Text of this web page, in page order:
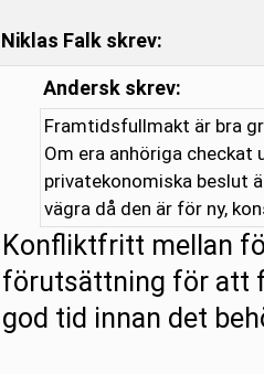
Niklas Falk skrev:
Andersk skrev:
Framtidsfullmakt är bra
Om era anhöriga
privatekonomiska beslut
vägra då den är för ny,
Konfliktfritt mellan
förutsättning för att
god tid innan det